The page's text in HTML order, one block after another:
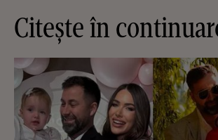
Citește în